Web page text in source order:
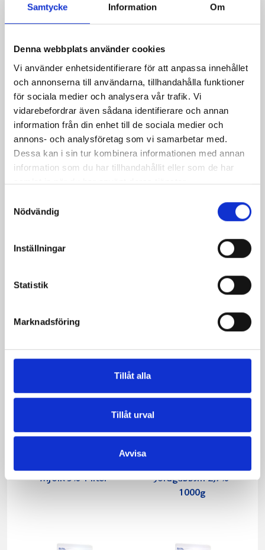
Samtycke Information Om
Denna webbplats använder cookies
Vi använder enhetsidentifierare för att anpassa innehållet
och annonserna till användarna, tillhandahålla funktioner
för sociala medier och analysera vår trafik. Vi
vidarebefordrar även sådana identifierare och annan
information från din enhet till de sociala medier och
annons- och analysföretag som vi samarbetar med.
Dessa kan i sin tur kombinera informationen med annan
information som du har tillhandahållit eller som de har
samlat in när du har använt deras tjänster.
Nödvändig
Inställningar
Statistik
Marknadsföring
Tillåt alla
Tillåt urval
Avvisa
Produkter i receptet:
Mjölk 3% 1 liter
Jordgubbsfil 2,7%
1000g